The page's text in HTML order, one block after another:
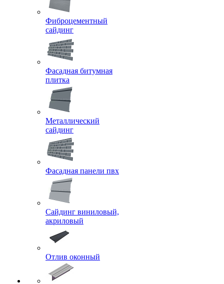
Фиброцементный
сайдинг
Фасадная битумная
плитка
Металлический
сайдинг
Фасадная панели пвх
Сайдинг виниловый,
акриловый
Отлив оконный